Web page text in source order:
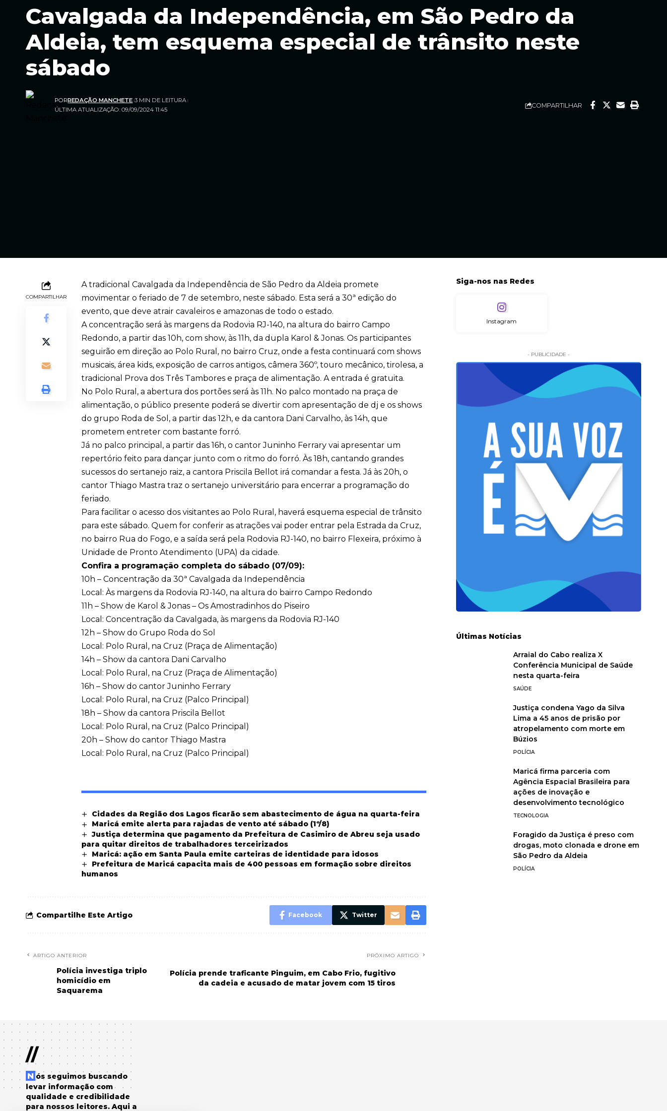
Cavalgada da Independência, em São Pedro da
Aldeia, tem esquema especial de trânsito neste
sábado
ÚLTIMA ATUALIZAÇÃO: 09/09/2024 11:45
PORREDAÇÃO MANCHETE 3 MIN DE LEITURA
COMPARTILHAR
COMPARTILHAR
A tradicional Cavalgada da Independência de São Pedro da Aldeia promete
movimentar o feriado de 7 de setembro, neste sábado. Esta será a 30ª edição do
evento, que deve atrair cavaleiros e amazonas de todo o estado.
A concentração será às margens da Rodovia RJ-140, na altura do bairro Campo
Redondo, a partir das 10h, com show, às 11h, da dupla Karol & Jonas. Os participantes
seguirão em direção ao Polo Rural, no bairro Cruz, onde a festa continuará com shows
musicais, área kids, exposição de carros antigos, câmera 360º, touro mecânico, tirolesa, a
tradicional Prova dos Três Tambores e praça de alimentação. A entrada é gratuita.
No Polo Rural, a abertura dos portões será às 11h. No palco montado na praça de
alimentação, o público presente poderá se divertir com apresentação de dj e os shows
do grupo Roda de Sol, a partir das 12h, e da cantora Dani Carvalho, às 14h, que
prometem entreter com bastante forró.
Já no palco principal, a partir das 16h, o cantor Juninho Ferrary vai apresentar um
repertório feito para dançar junto com o ritmo do forró. Às 18h, cantando grandes
sucessos do sertanejo raiz, a cantora Priscila Bellot irá comandar a festa. Já às 20h, o
cantor Thiago Mastra traz o sertanejo universitário para encerrar a programação do
feriado.
Para facilitar o acesso dos visitantes ao Polo Rural, haverá esquema especial de trânsito
para este sábado. Quem for conferir as atrações vai poder entrar pela Estrada da Cruz,
no bairro Rua do Fogo, e a saída será pela Rodovia RJ-140, no bairro Flexeira, próximo à
Unidade de Pronto Atendimento (UPA) da cidade.
Confira a programação completa do sábado (07/09):
10h – Concentração da 30ª Cavalgada da Independência
Local: Às margens da Rodovia RJ-140, na altura do bairro Campo Redondo
11h – Show de Karol & Jonas – Os Amostradinhos do Piseiro
Local: Concentração da Cavalgada, às margens da Rodovia RJ-140
12h – Show do Grupo Roda do Sol
Local: Polo Rural, na Cruz (Praça de Alimentação)
14h – Show da cantora Dani Carvalho
Local: Polo Rural, na Cruz (Praça de Alimentação)
16h – Show do cantor Juninho Ferrary
Local: Polo Rural, na Cruz (Palco Principal)
18h – Show da cantora Priscila Bellot
Local: Polo Rural, na Cruz (Palco Principal)
20h – Show do cantor Thiago Mastra
Local: Polo Rural, na Cruz (Palco Principal)
Cidades da Região dos Lagos ficarão sem abastecimento de água na quarta-feira
Maricá emite alerta para rajadas de vento até sábado (1º/8)
Justiça determina que pagamento da Prefeitura de Casimiro de Abreu seja usado
para quitar direitos de trabalhadores terceirizados
Maricá: ação em Santa Paula emite carteiras de identidade para idosos
Prefeitura de Maricá capacita mais de 400 pessoas em formação sobre direitos
humanos
Compartilhe Este Artigo Facebook Twitter
ARTIGO ANTERIOR
Polícia investiga triplo
homicídio em
Saquarema
PRÓXIMO ARTIGO
Polícia prende traficante Pinguim, em Cabo Frio, fugitivo
da cadeia e acusado de matar jovem com 15 tiros
Siga-nos nas Redes
Instagram
- PUBLICIDADE -
Últimas Notícias
Arraial do Cabo realiza X
Conferência Municipal de Saúde
nesta quarta-feira
SAÚDE
Justiça condena Yago da Silva
Lima a 45 anos de prisão por
atropelamento com morte em
Búzios
POLÍCIA
Maricá firma parceria com
Agência Espacial Brasileira para
ações de inovação e
desenvolvimento tecnológico
TECNOLOGIA
Foragido da Justiça é preso com
drogas, moto clonada e drone em
São Pedro da Aldeia
POLÍCIA
//
Nós seguimos buscando
levar informação com
qualidade e credibilidade
para nossos leitores. Aqui a